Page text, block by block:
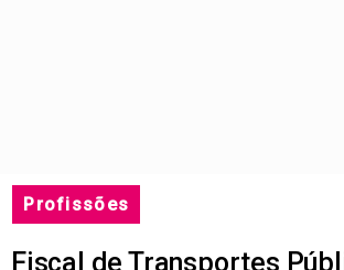
Profissões
Fiscal de Transportes